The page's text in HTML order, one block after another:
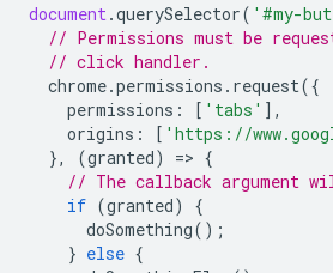
document.querySelector( '#my-
// Permissions must be
// click handler.
chrome.permissions . request({
permissions : [ 'tabs' ],
origins : [ 'https://
},
(granted) => {
// The callback argument
if (granted)
{
doSomething();
} else {